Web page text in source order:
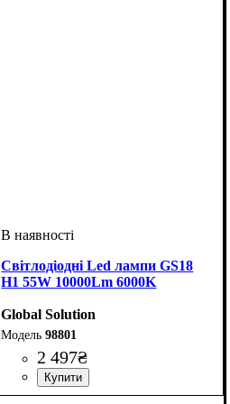
Світлодіодні Led лампи GS18
H1 55W 10000Lm 6000K
Global Solution
98801
2 497₴
Цоколь лампи: H1
Тип світлодіодного елементу:
Напруга, V: 8-48
Потужність, W: 55W
Світловий потік, LM: 10000
Кольорова Температура: 6000 K
Кількість в упаковці: 2 шт.